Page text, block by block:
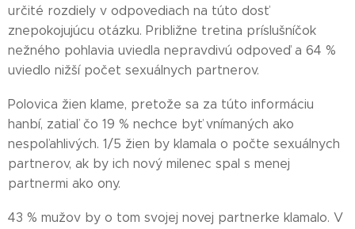
určité rozdiely v odpovediach na túto dosť
znepokojujúcu otázku. Približne tretina príslušníčok
nežného pohlavia uviedla nepravdivú odpoveď a 64 %
uviedlo nižší počet sexuálnych partnerov.
Polovica žien klame, pretože sa za túto informáciu
hanbí, zatiaľ čo 19 % nechce byť vnímaných ako
nespoľahlivých. 1/5 žien by klamala o počte sexuálnych
partnerov, ak by ich nový milenec spal s menej
partnermi ako ony.
43 % mužov by o tom svojej novej partnerke klamalo. V